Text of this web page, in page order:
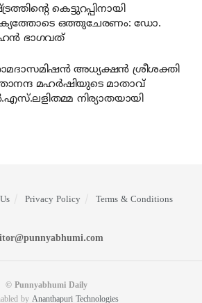
കെട്ടുറപ്പിനായി
ഒത്തുചേരണം: ഡോ.
ഭാഗവത്
അധ്യക്ഷന്‍ ശ്രീശക്തി
മഹര്‍ഷിയുടെ മാതാവ്
നിര്യാതയായി
Privacy Policy Terms & Conditions
© Punnyabhumi Daily
by Ananthapuri Technologies